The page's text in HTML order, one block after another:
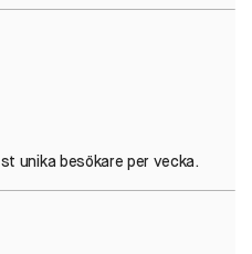
st unika besökare per vecka.